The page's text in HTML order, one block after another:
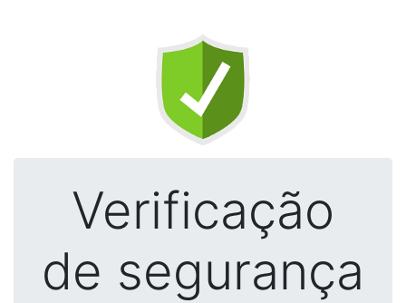
Verificação
de segurança